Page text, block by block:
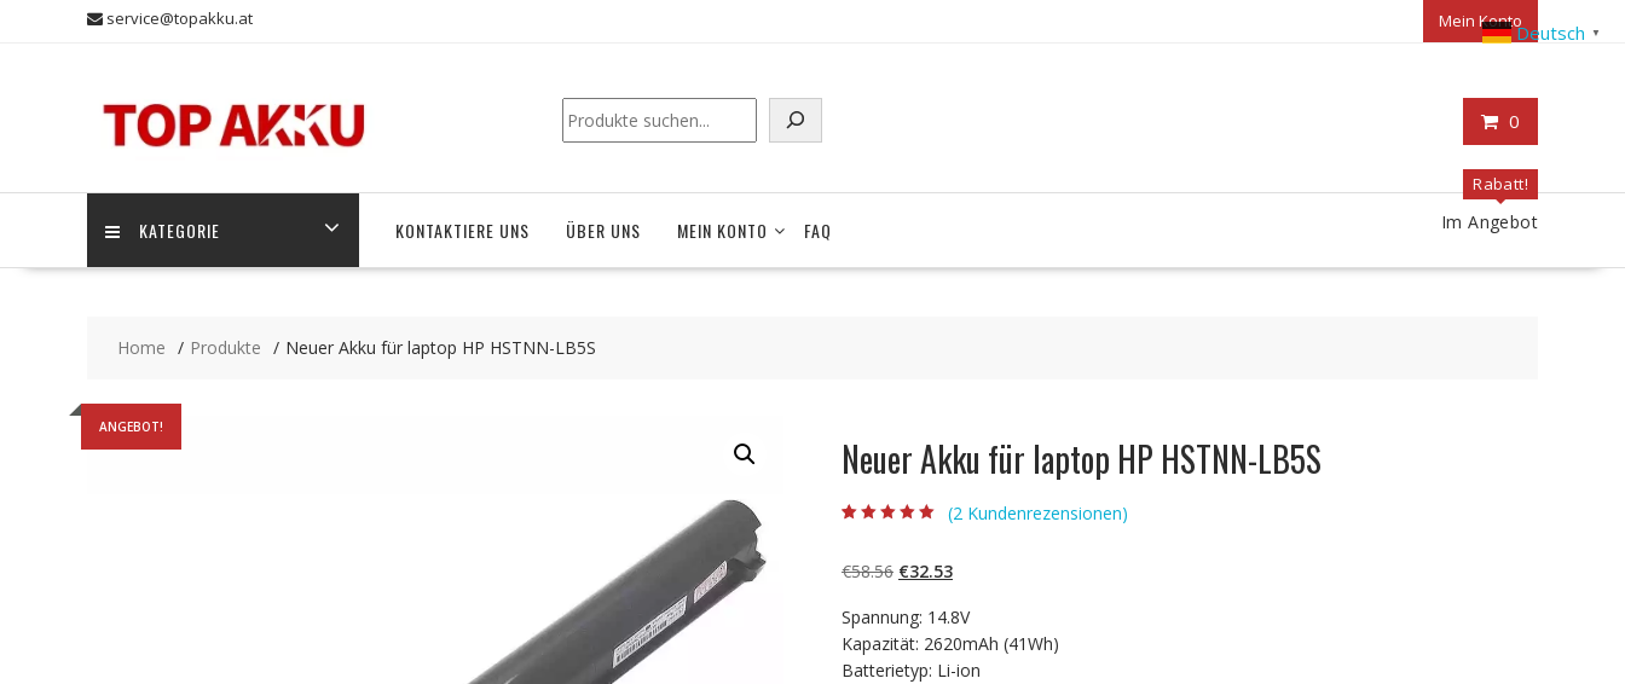
service@topakku.at Mein Konto
0
KATEGORIE KONTAKTIERE UNS ÜBER UNS MEIN KONTO FAQ
Rabatt!
Im Angebot
Home Produkte Neuer Akku für laptop HP HSTNN-LB5S
ANGEBOT!
Neuer Akku für laptop HP HSTNN-LB5S
basierend auf
Kundenbewertun
(2 Kundenrezensionen)
€58.56 Ursprünglicher
war:
€58.56
€32.53Aktueller
ist:
€32.53.
Spannung: 14.8V
Kapazität: 2620mAh (41Wh)
Batterietyp: Li-ion
Deutsch ▼